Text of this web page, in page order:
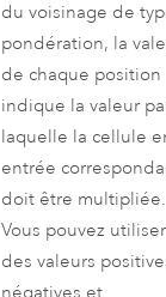
du voisinage de
pondération, la
de chaque position
indique la valeur
laquelle la cellule
entrée
doit être multipliée.
Vous pouvez utiliser
des valeurs